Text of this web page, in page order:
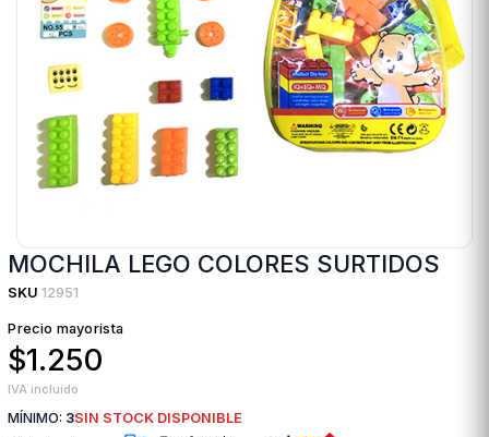
MOCHILA LEGO COLORES SURTIDOS
SKU 12951
Precio mayorista
$1.250
IVA incluido
MÍNIMO: 3SIN STOCK DISPONIBLE